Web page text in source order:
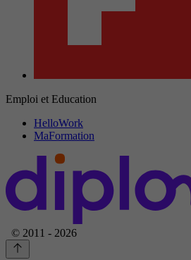
Emploi et Education
HelloWork
MaFormation
© 2011 - 2026